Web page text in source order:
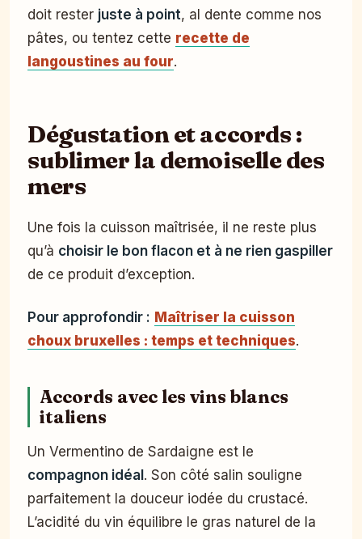
doit rester juste à point, al dente comme nos
pâtes, ou tentez cette recette de
langoustines au four.
Dégustation et accords :
sublimer la demoiselle des
mers
Une fois la cuisson maîtrisée, il ne reste plus
qu’à choisir le bon flacon et à ne rien gaspiller
de ce produit d’exception.
Pour approfondir : Maîtriser la cuisson
choux bruxelles : temps et techniques.
Accords avec les vins blancs
italiens
Un Vermentino de Sardaigne est le
compagnon idéal. Son côté salin souligne
parfaitement la douceur iodée du crustacé.
L’acidité du vin équilibre le gras naturel de la